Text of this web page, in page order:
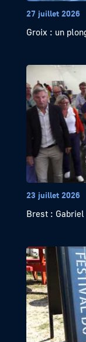
27 juillet 2026
Groix : un
23 juillet 2026
Brest :